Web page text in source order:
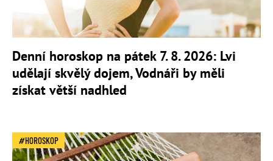
Denní horoskop na pátek 7. 8. 2026: Lvi
udělají skvělý dojem, Vodnáři by měli
získat větší nadhled
HOROSKOP